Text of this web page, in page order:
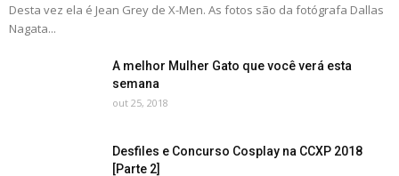
Desta vez ela é Jean Grey de X-Men. As fotos são da fotógrafa Dallas
Nagata...
A melhor Mulher Gato que você verá esta
semana
out 25, 2018
Desfiles e Concurso Cosplay na CCXP 2018
[Parte 2]